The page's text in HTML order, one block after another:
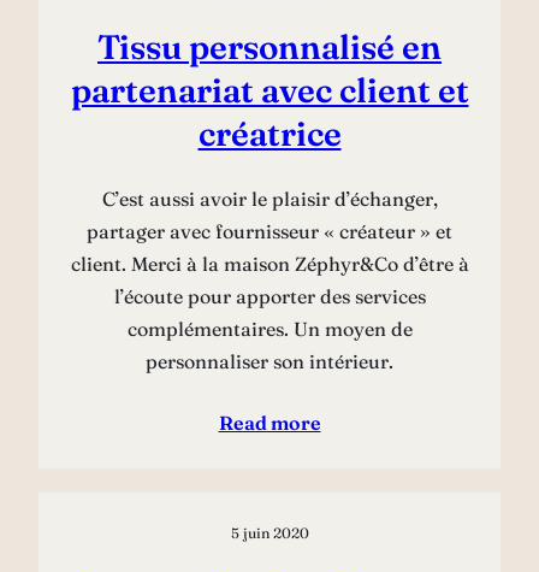
Tissu personnalisé en
partenariat avec client et
créatrice
C’est aussi avoir le plaisir d’échanger,
partager avec fournisseur « créateur » et
client. Merci à la maison Zéphyr&Co d’être à
l’écoute pour apporter des services
complémentaires. Un moyen de
personnaliser son intérieur.
Read more
5 juin 2020